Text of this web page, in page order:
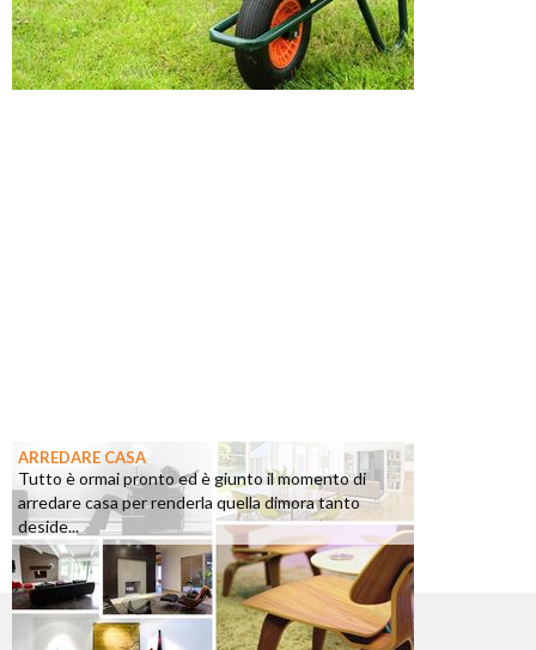
ARREDARE CASA
Tutto è ormai pronto ed è giunto il momento di
arredare casa per renderla quella dimora tanto
deside...